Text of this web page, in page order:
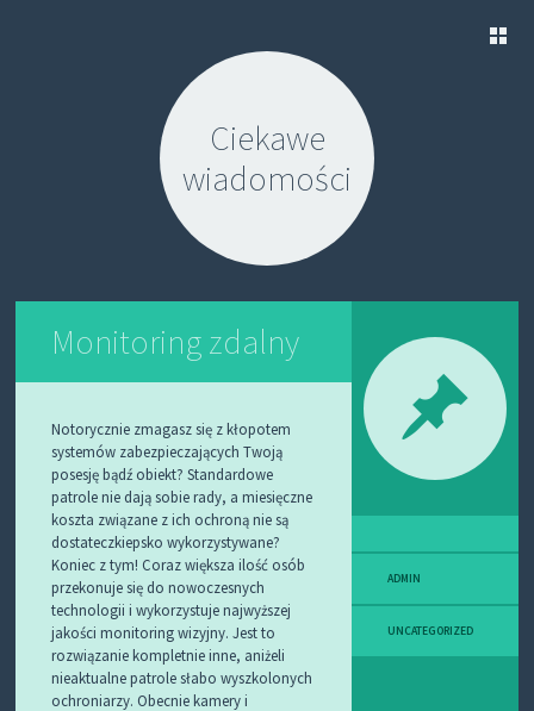
Ciekawe
wiadomości
Monitoring zdalny
Notorycznie zmagasz się z kłopotem
systemów zabezpieczających Twoją
posesję bądź obiekt? Standardowe
patrole nie dają sobie rady, a miesięczne
koszta związane z ich ochroną nie są
dostateczkiepsko wykorzystywane?
Koniec z tym! Coraz większa ilość osób
przekonuje się do nowoczesnych
technologii i wykorzystuje najwyższej
jakości monitoring wizyjny. Jest to
rozwiązanie kompletnie inne, aniżeli
nieaktualne patrole słabo wyszkolonych
ochroniarzy. Obecnie kamery i
ADMIN
UNCATEGORIZED